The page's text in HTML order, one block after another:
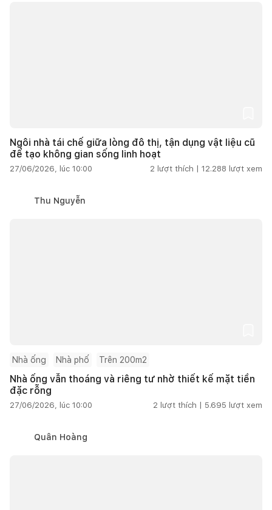
Ngôi nhà tái chế giữa lòng đô thị, tận dụng vật liệu cũ
để tạo không gian sống linh hoạt
27/06/2026, lúc 10:00 2 lượt thích | 12.288 lượt xem
Thu Nguyễn
Nhà ống Nhà phố Trên 200m2
Nhà ống vẫn thoáng và riêng tư nhờ thiết kế mặt tiền
đặc rỗng
27/06/2026, lúc 10:00 2 lượt thích | 5.695 lượt xem
Quân Hoàng